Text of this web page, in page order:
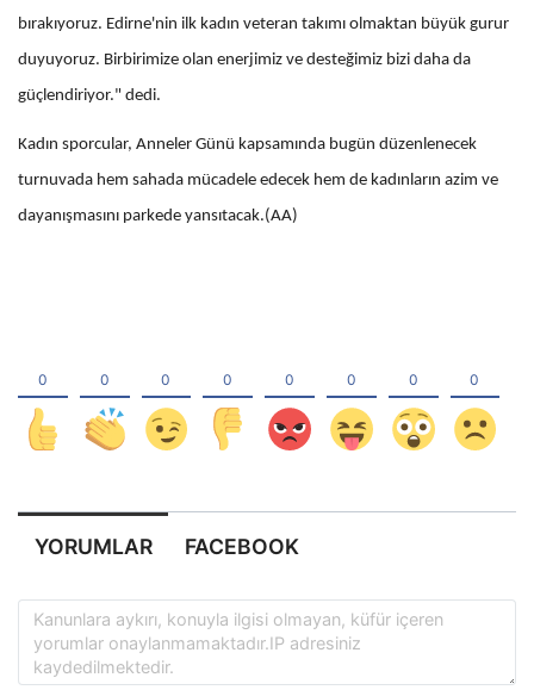
bırakıyoruz. Edirne'nin ilk kadın veteran takımı olmaktan büyük gurur
duyuyoruz. Birbirimize olan enerjimiz ve desteğimiz bizi daha da
güçlendiriyor." dedi.
Kadın sporcular, Anneler Günü kapsamında bugün düzenlenecek
turnuvada hem sahada mücadele edecek hem de kadınların azim ve
dayanışmasını parkede yansıtacak.(AA)
YORUMLAR FACEBOOK